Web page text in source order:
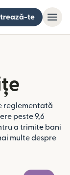
te
reglementată
peste 9,6
a trimite bani
multe despre